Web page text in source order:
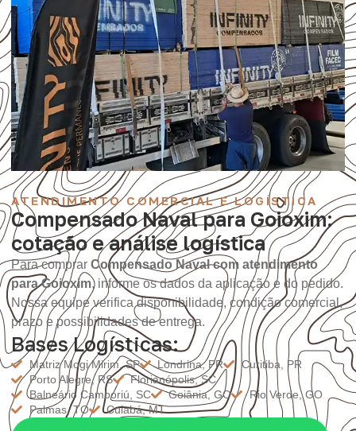
ATENDIMENTO COMERCIAL E LOGÍSTICA
Compensado Naval para Goioxim:
cotação e análise logística
Para comprar Compensado Naval com atendimento
para Goioxim, informe os dados da aplicação e do pedido.
Nossa equipe verifica disponibilidade, condição comercial,
prazo e possibilidades de entrega.
Bases Logísticas:
Matriz Mogi Mirim, SP Londrina, PR
Curitiba, PR
Porto Alegre, RS
Florianópolis, SC
Balneário Camboriú, SC
Goiânia, GO
Rio Verde, GO
Palmas, TO
Cuiabá, MT